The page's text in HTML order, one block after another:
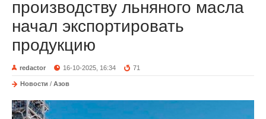
производству льняного масла
начал экспортировать
продукцию
redactor 16-10-2025, 16:34 71
Новости / Азов